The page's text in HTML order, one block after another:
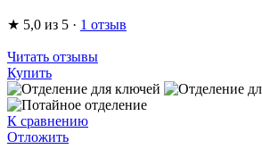
★ 5,0 из 5 · 1 отзыв
Читать отзывы
Купить
К сравнению
Отложить